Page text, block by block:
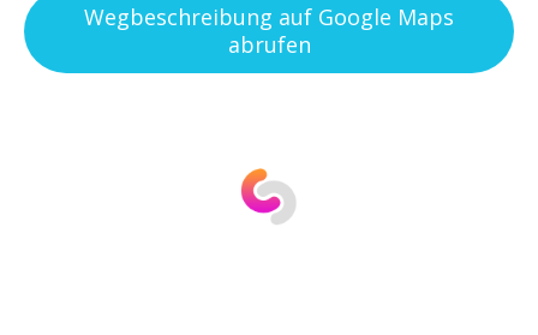
Wegbeschreibung auf Google Maps
abrufen